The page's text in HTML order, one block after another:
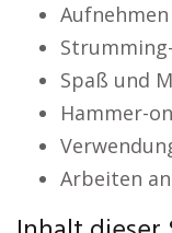
Spaß und
Hammer-
Arbeiten